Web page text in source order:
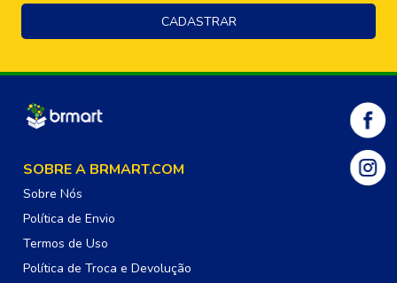
SOBRE A BRMART.COM
Sobre Nós
Política de Envio
Termos de Uso
Política de Troca e Devolução